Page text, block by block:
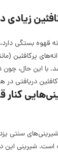
زیادی
قهوه بستگی
پرکافئین
با این حال،
دریافتی
کنار
سنتی یزد
شیرینی این